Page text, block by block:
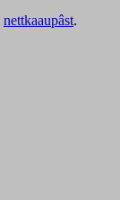
nettkaaupâst.